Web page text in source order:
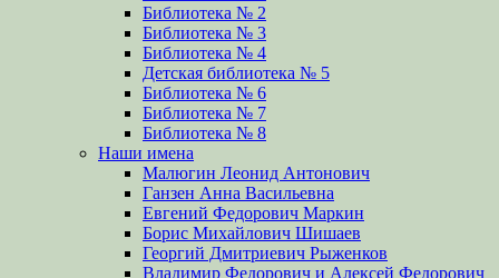
Библиотека № 2
Библиотека № 3
Библиотека № 4
Детская библиотека № 5
Библиотека № 6
Библиотека № 7
Библиотека № 8
Наши имена
Малюгин Леонид Антонович
Ганзен Анна Васильевна
Евгений Федорович Маркин
Борис Михайлович Шишаев
Георгий Дмитриевич Рыженков
Владимир Федорович и Алексей Федорович